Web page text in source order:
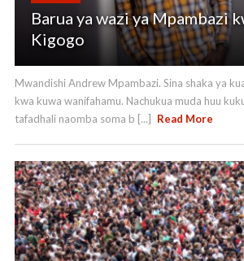
Barua ya wazi ya Mpambazi
Kigogo
Mwandishi Andrew Mpambazi. Sina shaka ya
kwa kuwa wanifahamu. Nachukua muda huu
tafadhali naomba soma b [...]
Read More